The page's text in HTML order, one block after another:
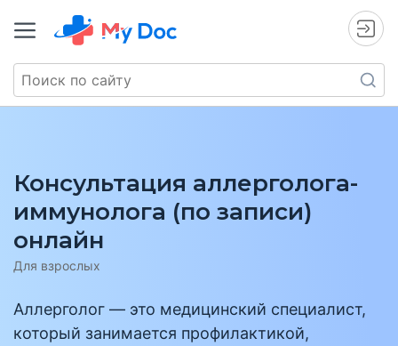
Консультация аллерголога-
иммунолога (по записи)
онлайн
Для взрослых
Аллерголог — это медицинский специалист,
который занимается профилактикой,